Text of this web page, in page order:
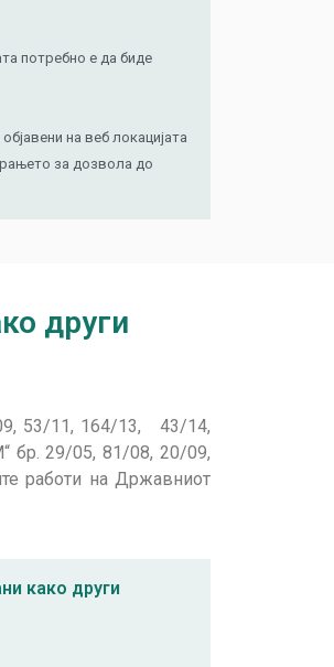
потребно е да биде
на веб локацијата
за дозвола до
други
53/11, 164/13, 43/14,
бр. 29/05, 81/08, 20/09,
работи на Државниот
како други